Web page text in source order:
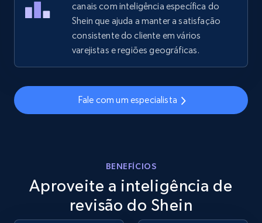
URL, Product id, Title, Seller name, Seller rating,
Seller reviews, Breadcrumbs, Root category, and
2.5K+ 359+ Comece agora
URL, Product id, Title, Seller name, Seller rating,
Seller reviews, Breadcrumbs, Root category, and
more.
2.5K+ 359+ Comece agora
canais com inteligência específica do
Shein que ajuda a manter a satisfação
consistente do cliente em vários
varejistas e regiões geográficas.
Fale com um especialista
BENEFÍCIOS
Aproveite a inteligência de
revisão do Shein